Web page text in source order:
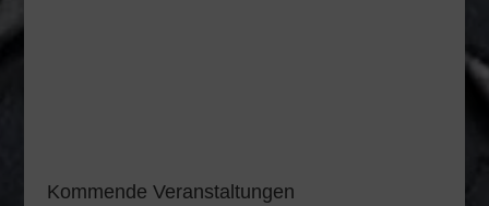
Kommende Veranstaltungen